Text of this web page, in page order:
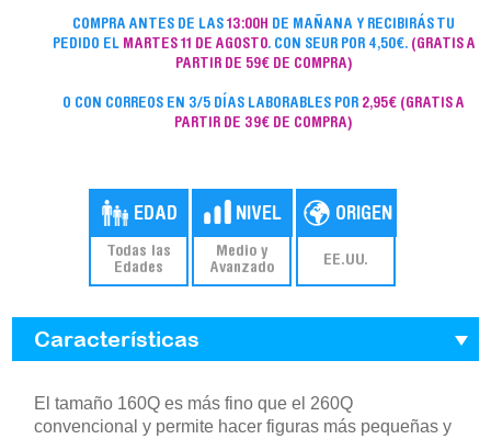
COMPRA ANTES DE LAS13:00H DE MAÑANA Y RECIBIRÁS TU
PEDIDO EL MARTES 11 DE AGOSTO. CON SEUR POR 4,50€. (GRATIS A
PARTIR DE 59€ DE COMPRA)
O CON CORREOS EN 3/5 DÍAS LABORABLES POR 2,95€ (GRATIS A
PARTIR DE 39€ DE COMPRA)
Todas las
Edades
Medio y
Avanzado
EE.UU.
Características
El tamaño 160Q es más fino que el 260Q
convencional y permite hacer figuras más pequeñas y